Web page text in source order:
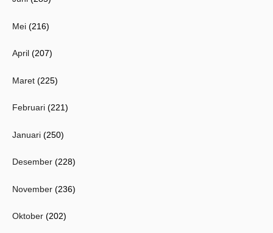
Mei (216)
April (207)
Maret (225)
Februari (221)
Januari (250)
Desember (228)
November (236)
Oktober (202)